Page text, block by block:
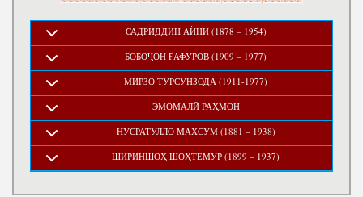
САДРИДДИН АЙНӢ (1878 – 1954)
БОБОҶОН ҒАФУРОВ (1909 – 1977)
МИРЗО ТУРСУНЗОДА (1911-1977)
ЭМОМАЛӢ РАҲМОН
НУСРАТУЛЛО МАХСУМ (1881 – 1938)
ШИРИНШОҲ ШОҲТЕМУР (1899 – 1937)